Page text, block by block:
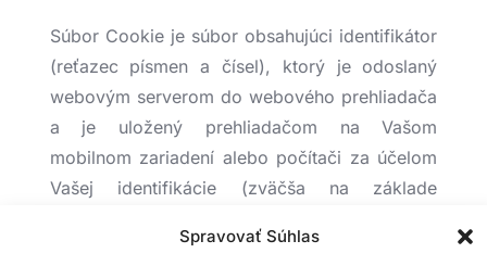
Spravovať Súhlas
Súbor Cookie je súbor obsahujúci identifikátor
(reťazec písmen a čísel), ktorý je odoslaný
webovým serverom do webového prehliadača
a je uložený prehliadačom na Vašom
mobilnom zariadení alebo počítači za účelom
Vašej identifikácie (zväčša na základe
potom odosiela späť na server vždy, keď